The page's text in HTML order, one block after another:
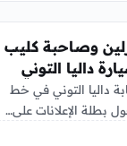
وصاحبة كليب
داليا التوني
داليا التوني في خط
بطلة الإعلانات على…